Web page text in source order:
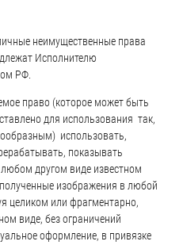
неимущественные права
Исполнителю
РФ.
право (которое может быть
для использования так,
использовать,
показывать
другом виде известном
изображения в любой
целиком или фрагментарно,
виде, без ограничений
оформление, в привязке